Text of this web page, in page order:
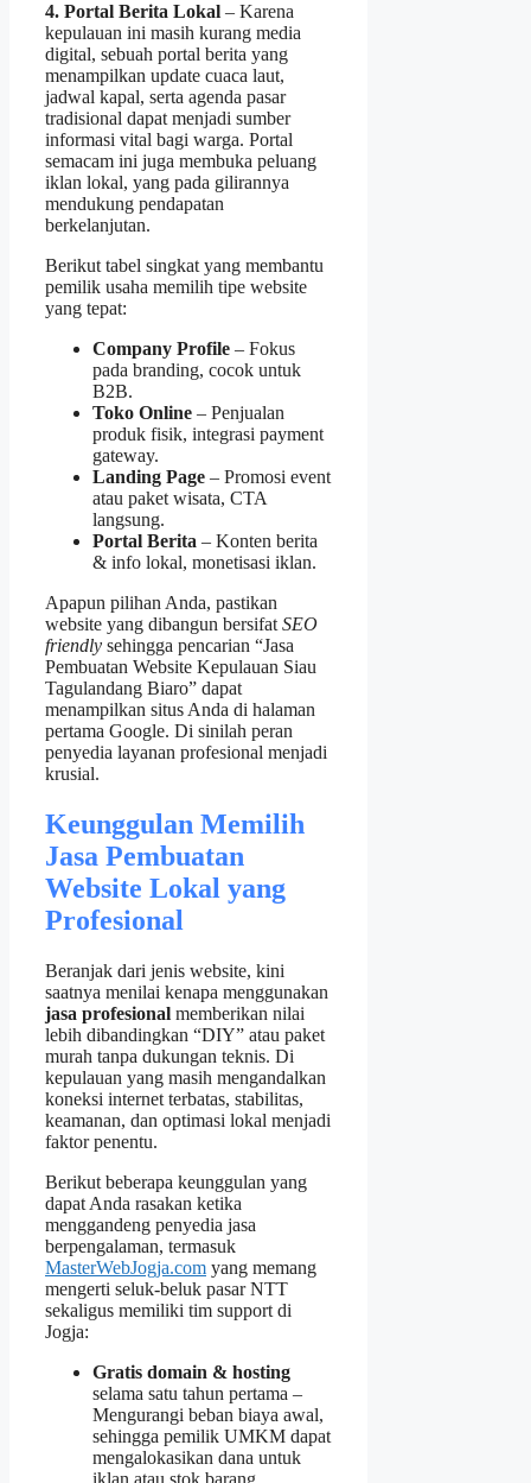
4. Portal Berita Lokal – Karena
kepulauan ini masih kurang media
digital, sebuah portal berita yang
menampilkan update cuaca laut,
jadwal kapal, serta agenda pasar
tradisional dapat menjadi sumber
informasi vital bagi warga. Portal
semacam ini juga membuka peluang
iklan lokal, yang pada gilirannya
mendukung pendapatan
berkelanjutan.
Berikut tabel singkat yang membantu
pemilik usaha memilih tipe website
yang tepat:
Company Profile – Fokus
pada branding, cocok untuk
B2B.
Toko Online – Penjualan
produk fisik, integrasi payment
gateway.
Landing Page – Promosi event
atau paket wisata, CTA
langsung.
Portal Berita – Konten berita
& info lokal, monetisasi iklan.
Apapun pilihan Anda, pastikan
website yang dibangun bersifat SEO
friendly sehingga pencarian “Jasa
Pembuatan Website Kepulauan Siau
Tagulandang Biaro” dapat
menampilkan situs Anda di halaman
pertama Google. Di sinilah peran
penyedia layanan profesional menjadi
krusial.
Keunggulan Memilih
Jasa Pembuatan
Website Lokal yang
Profesional
Beranjak dari jenis website, kini
saatnya menilai kenapa menggunakan
jasa profesional memberikan nilai
lebih dibandingkan “DIY” atau paket
murah tanpa dukungan teknis. Di
kepulauan yang masih mengandalkan
koneksi internet terbatas, stabilitas,
keamanan, dan optimasi lokal menjadi
faktor penentu.
Berikut beberapa keunggulan yang
dapat Anda rasakan ketika
menggandeng penyedia jasa
berpengalaman, termasuk
MasterWebJogja.com yang memang
mengerti seluk‑beluk pasar NTT
sekaligus memiliki tim support di
Jogja:
Gratis domain & hosting
selama satu tahun pertama –
Mengurangi beban biaya awal,
sehingga pemilik UMKM dapat
mengalokasikan dana untuk